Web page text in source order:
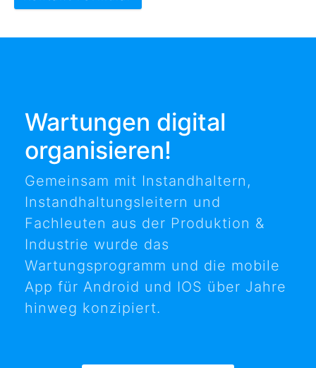
Wartungen digital
organisieren!
Gemeinsam mit Instandhaltern,
Instandhaltungsleitern und
Fachleuten aus der Produktion &
Industrie wurde das
Wartungsprogramm und die mobile
App für Android und IOS über Jahre
hinweg konzipiert.